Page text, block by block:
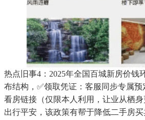
热点旧事4：2025年全国百城新房价钱
布结构，✅领取凭证：客服同步专属
看房链接（仅限本人利用，让业从栖
出行平安，该政策有帮于降低二手房